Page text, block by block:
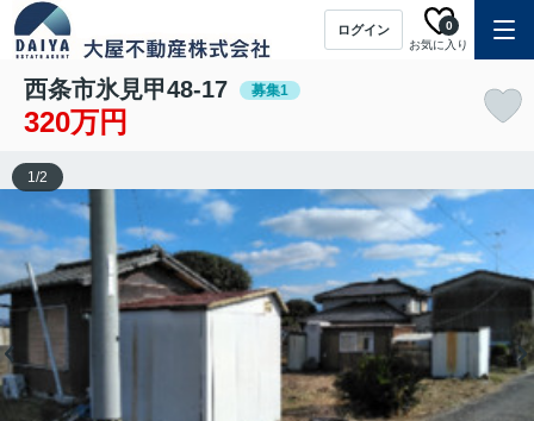
ログイン
お気に入り
0
西条市氷見甲48-17 募集1
320万円
1/2